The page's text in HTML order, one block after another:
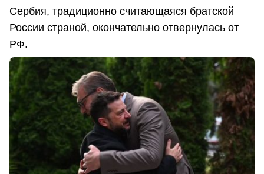
Сербия, традиционно считающаяся братской
России страной, окончательно отвернулась от
РФ.